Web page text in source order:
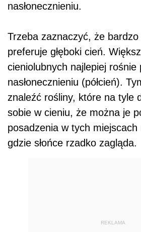
nasłonecznieniu.
Trzeba zaznaczyć, że bardzo
preferuje głęboki cień.
cieniolubnych najlepiej rośnie
nasłonecznieniu (półcień).
znaleźć rośliny, które na tyle
sobie w cieniu, że można je
posadzenia w tych
gdzie słońce rzadko zagląda.
REKLAMA